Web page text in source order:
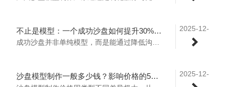
2025-12-
13
不止是模型：一个成功沙盘如何提升30%的销售转化率？
成功沙盘并非单纯模型，而是能通过降低沟通成本、营造沉浸体验等方式抓住客户需求、增强信任，进而推动销售转化率提升，具体路径如下：..
2025-12-
13
沙盘模型制作一般多少钱？影响价格的5大因素